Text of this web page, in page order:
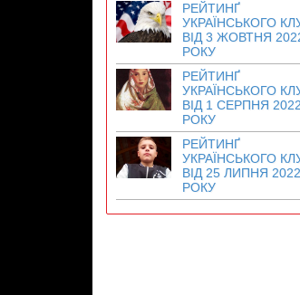
РЕЙТИНҐ
УКРАЇНСЬКОГО
ВІД 3 ЖОВТНЯ
РОКУ
РЕЙТИНҐ
УКРАЇНСЬКОГО
ВІД 1 СЕРПНЯ 2022
РОКУ
РЕЙТИНҐ
УКРАЇНСЬКОГО
ВІД 25 ЛИПНЯ 2022
РОКУ